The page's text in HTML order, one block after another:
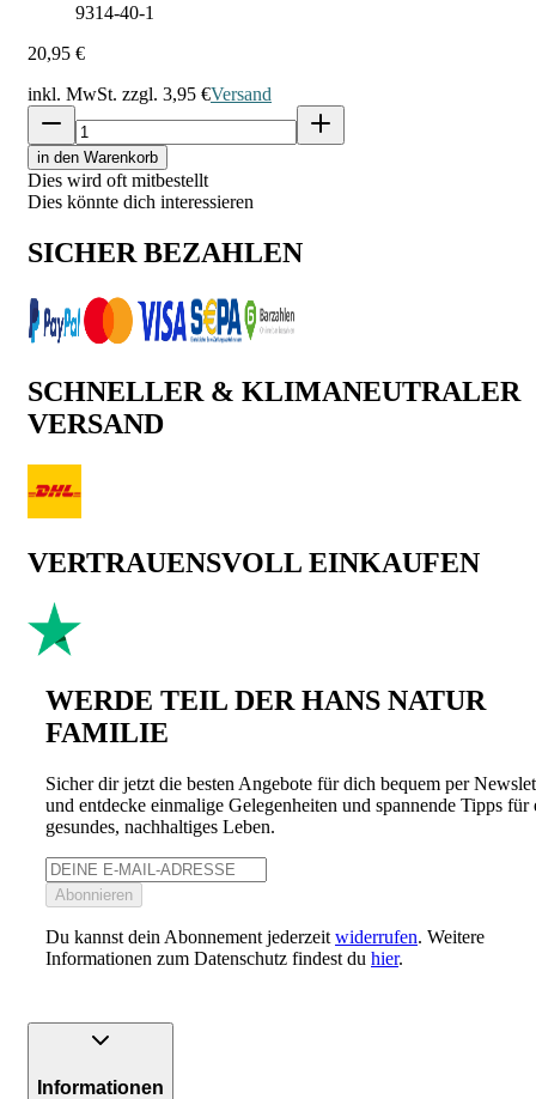
9314-40-1
20,95 €
inkl. MwSt. zzgl. 3,95 €Versand
in den Warenkorb
Dies wird oft mitbestellt
Dies könnte dich interessieren
SICHER BEZAHLEN
SCHNELLER & KLIMANEUTRALER
VERSAND
VERTRAUENSVOLL EINKAUFEN
WERDE TEIL DER HANS NATUR
FAMILIE
Sicher dir jetzt die besten Angebote für dich bequem per
und entdecke einmalige Gelegenheiten und spannende Tipps für
gesundes, nachhaltiges Leben.
Abonnieren
Du kannst dein Abonnement jederzeit widerrufen. Weitere
Informationen zum Datenschutz findest du hier.
Informationen